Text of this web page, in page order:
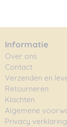
Informatie
Over ons
Contact
Verzenden en
Retourneren
Klachten
Algemene
Privacy verklaring